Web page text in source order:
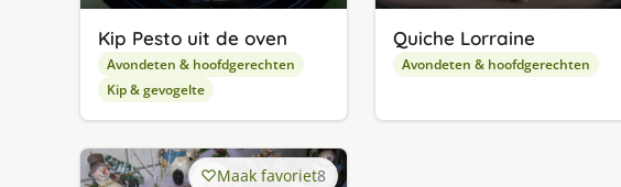
Kip Pesto uit de oven
Avondeten & hoofdgerechten
Kip & gevogelte
Quiche Lorraine
Avondeten & hoofdgerechten
Maak favoriet8